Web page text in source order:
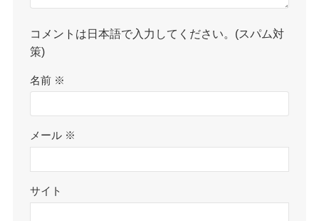
コメントは日本語で入力してください。(スパム対
策)
名前 ※
メール ※
サイト